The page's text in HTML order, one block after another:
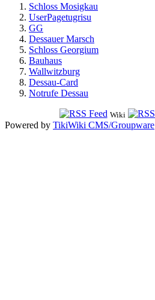
Schloss Mosigkau
UserPagetugrisu
GG
Dessauer Marsch
Schloss Georgium
Bauhaus
Wallwitzburg
Dessau-Card
Notrufe Dessau
Wiki
Powered by TikiWiki CMS/Groupware